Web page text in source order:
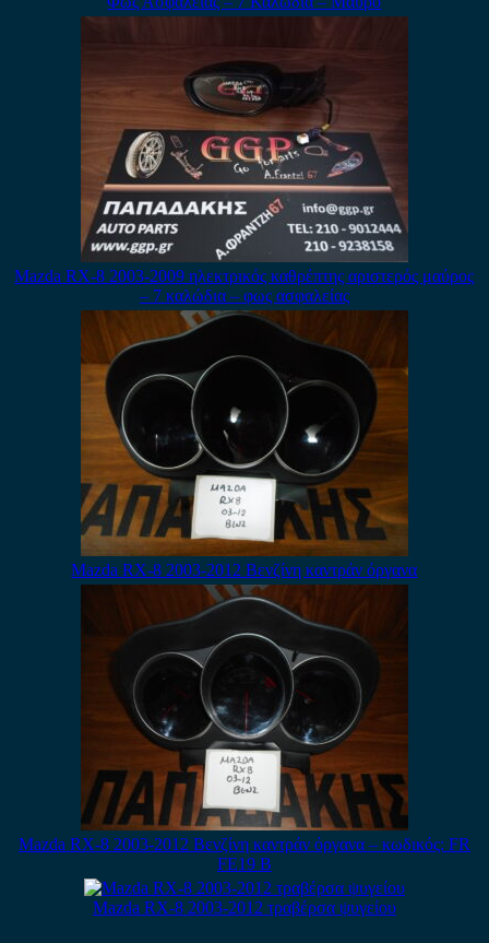
Mazda RX-8 2003-2009 ηλεκτρικός καθρέπτης αριστερός μαύρος
– 7 καλώδια – φως ασφαλείας
Mazda RX-8 2003-2012 Βενζίνη καντράν όργανα
Mazda RX-8 2003-2012 Βενζίνη καντράν όργανα – κωδικός: FR
FE19 B
Mazda RX-8 2003-2012 τραβέρσα ψυγείου